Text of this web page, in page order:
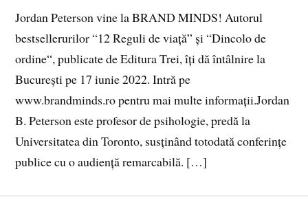
Jordan Peterson vine la BRAND MINDS! Autorul
bestsellerurilor “12 Reguli de viață” și “Dincolo de
ordine“, publicate de Editura Trei, îți dă întâlnire la
București pe 17 iunie 2022. Intră pe
www.brandminds.ro pentru mai multe informații.Jordan
B. Peterson este profesor de psihologie, predă la
Universitatea din Toronto, susținând totodată conferințe
publice cu o audiență remarcabilă. […]